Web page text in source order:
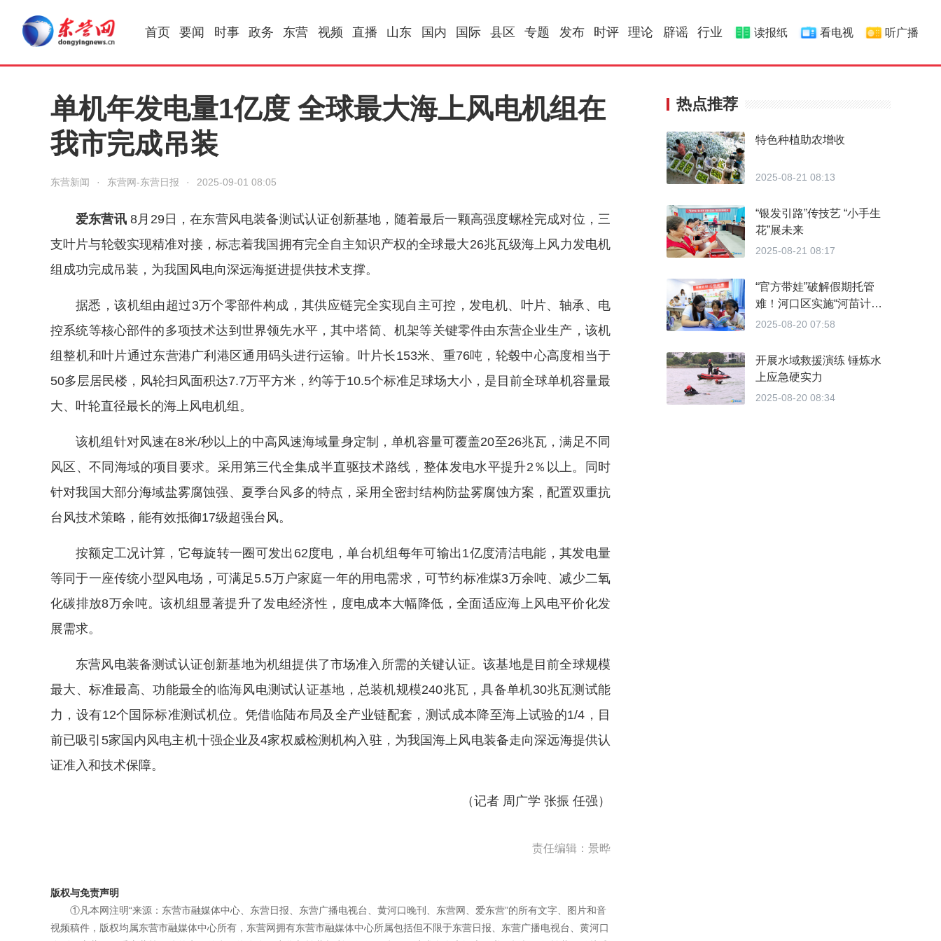
首页 要闻 时事 政务 东营 视频 直播 山东 国内 国际 县区 专题 发布 时评 理论 辟谣 行业 读报纸 看电视 听广播
单机年发电量1亿度 全球最大海上风电机组在
我市完成吊装
东营新闻 · 东营网-东营日报 · 2025-09-01 08:05
爱东营讯8月29日，在东营风电装备测试认证创新基地，随着最后一颗高强度螺栓完成对位，三
支叶片与轮毂实现精准对接，标志着我国拥有完全自主知识产权的全球最大26兆瓦级海上风力发电机
组成功完成吊装，为我国风电向深远海挺进提供技术支撑。
据悉，该机组由超过3万个零部件构成，其供应链完全实现自主可控，发电机、叶片、轴承、电
控系统等核心部件的多项技术达到世界领先水平，其中塔筒、机架等关键零件由东营企业生产，该机
组整机和叶片通过东营港广利港区通用码头进行运输。叶片长153米、重76吨，轮毂中心高度相当于
50多层居民楼，风轮扫风面积达7.7万平方米，约等于10.5个标准足球场大小，是目前全球单机容量最
大、叶轮直径最长的海上风电机组。
该机组针对风速在8米/秒以上的中高风速海域量身定制，单机容量可覆盖20至26兆瓦，满足不同
风区、不同海域的项目要求。采用第三代全集成半直驱技术路线，整体发电水平提升2％以上。同时
针对我国大部分海域盐雾腐蚀强、夏季台风多的特点，采用全密封结构防盐雾腐蚀方案，配置双重抗
台风技术策略，能有效抵御17级超强台风。
按额定工况计算，它每旋转一圈可发出62度电，单台机组每年可输出1亿度清洁电能，其发电量
等同于一座传统小型风电场，可满足5.5万户家庭一年的用电需求，可节约标准煤3万余吨、减少二氧
化碳排放8万余吨。该机组显著提升了发电经济性，度电成本大幅降低，全面适应海上风电平价化发
展需求。
东营风电装备测试认证创新基地为机组提供了市场准入所需的关键认证。该基地是目前全球规模
最大、标准最高、功能最全的临海风电测试认证基地，总装机规模240兆瓦，具备单机30兆瓦测试能
力，设有12个国际标准测试机位。凭借临陆布局及全产业链配套，测试成本降至海上试验的1/4，目
前已吸引5家国内风电主机十强企业及4家权威检测机构入驻，为我国海上风电装备走向深远海提供认
证准入和技术保障。
（记者 周广学 张振 任强）
责任编辑：景晔
版权与免责声明
①凡本网注明“来源：东营市融媒体中心、东营日报、东营广播电视台、黄河口晚刊、东营网、爱东营”的所有文字、图片和音
视频稿件，版权均属东营市融媒体中心所有，东营网拥有东营市融媒体中心所属包括但不限于东营日报、东营广播电视台、黄河口
热点推荐
特色种植助农增收
2025-08-21 08:13
“银发引路”传技艺 “小手生
花”展未来
2025-08-21 08:17
“官方带娃”破解假期托管
难！河口区实施“河苗计
划”托管服务，以民生工程
2025-08-20 07:58
开展水域救援演练 锤炼水
上应急硬实力
2025-08-20 08:34